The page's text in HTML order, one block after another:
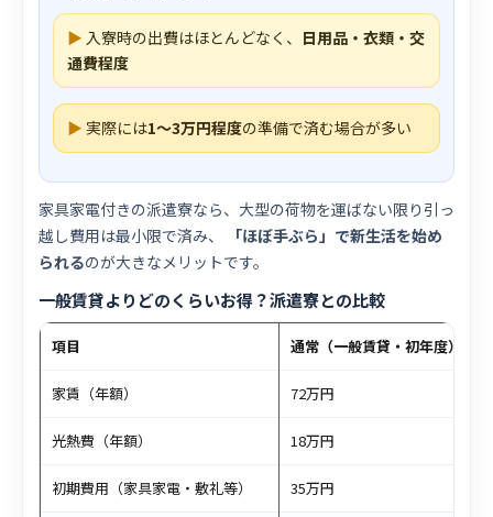
▶ 入寮時の出費はほとんどなく、 日用品・衣類・交
通費程度
▶ 実際には1〜3万円程度の準備で済む場合が多い
家具家電付きの派遣寮なら、大型の荷物を運ばない限り引っ
越し費用は最小限で済み、
「ほぼ手ぶら」で新生活を始め
られるのが大きなメリットです。
一般賃貸よりどのくらいお得？派遣寮との比較
項目 通常（一般賃貸・初年度）
家賃（年額） 72万円
光熱費（年額） 18万円
初期費用（家具家電・敷礼等） 35万円